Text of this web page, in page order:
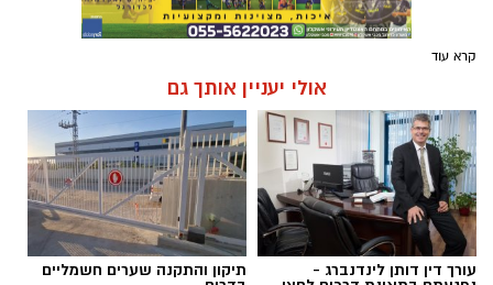
קרא עוד
אולי יעניין אותך גם
עורך דין דותן לינדנברג - תיקון והתקנה שערים חשמליים